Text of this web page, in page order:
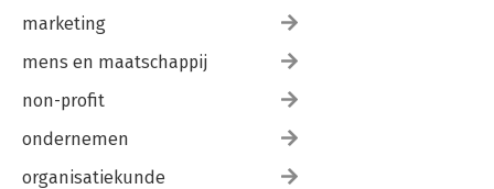
marketing
mens en maatschappij
non-profit
ondernemen
organisatiekunde